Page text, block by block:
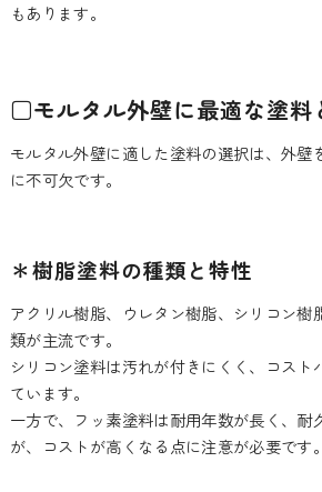
もあります。
□モルタル外壁に最適な塗料
モルタル外壁に適した塗料の選択は、外壁
に不可欠です。
＊樹脂塗料の種類と特性
アクリル樹脂、ウレタン樹脂、シリコン樹
類が主流です。
シリコン塗料は汚れが付きにくく、コスト
ています。
一方で、フッ素塗料は耐用年数が長く、耐
が、コストが高くなる点に注意が必要です。